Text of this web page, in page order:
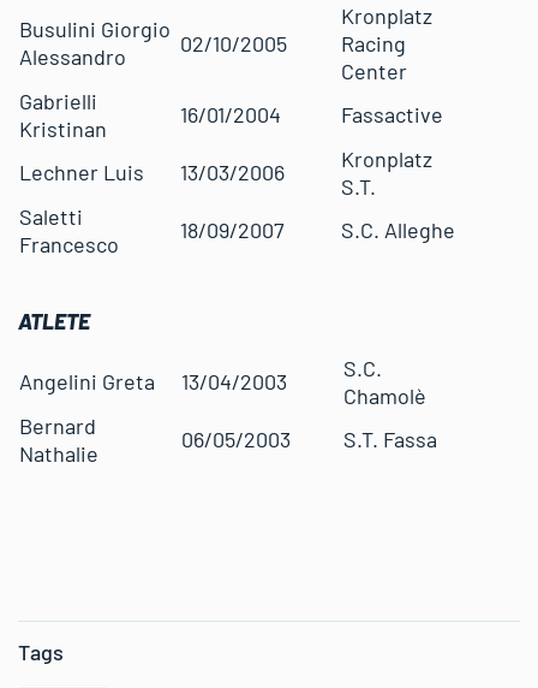
Busulini Giorgio
Alessandro
02/10/2005
Kronplatz
Racing
Center
Gabrielli
Kristinan
16/01/2004 Fassactive
Lechner Luis 13/03/2006
Kronplatz
S.T.
Saletti
Francesco
18/09/2007 S.C. Alleghe
ATLETE
Angelini Greta 13/04/2003
S.C.
Chamolè
Bernard
Nathalie
06/05/2003 S.T. Fassa
Tags